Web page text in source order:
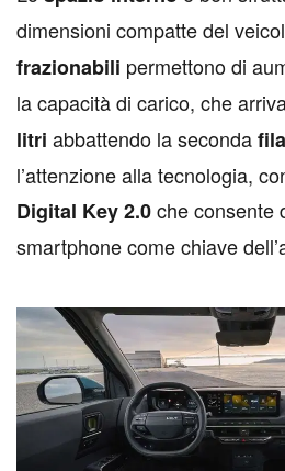
dimensioni compatte del
frazionabili permettono di
la capacità di carico, che
litri abbattendo la seconda
l’attenzione alla tecnologia,
Digital Key 2.0che consente
smartphone come chiave